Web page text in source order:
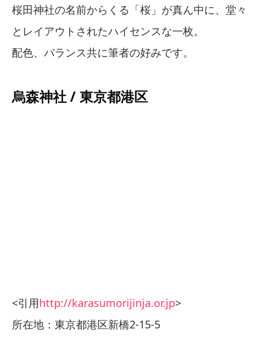
桜田神社の名前からくる「桜」が真ん中に、堂々
とレイアウトされたハイセンスな一枚。
配色、バランス共に筆者の好みです。
烏森神社 / 東京都港区
<引用http://karasumorijinja.or.jp>
所在地：東京都港区新橋2-15-5